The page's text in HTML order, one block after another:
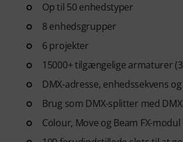
Op til 50 enhedstyper
8 enhedsgrupper
6 projekter
15000+ tilgængelige armaturer
DMX-adresse, enhedssekvens
Brug som DMX-splitter med
Colour, Move og Beam FX-